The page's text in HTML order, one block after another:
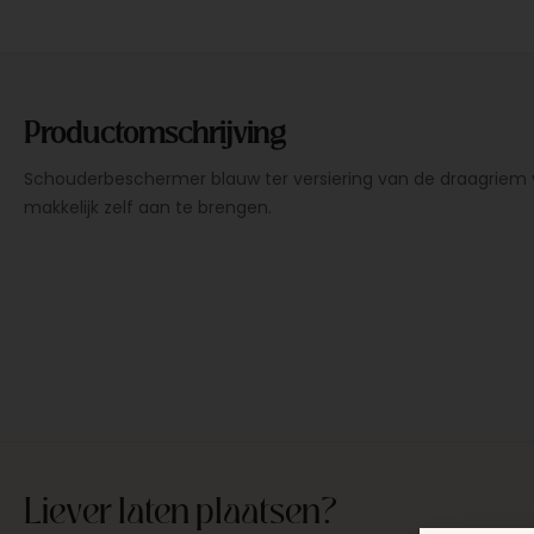
Productomschrijving
Schouderbeschermer blauw ter versiering van de draagriem
makkelijk zelf aan te brengen.
Liever laten plaatsen?